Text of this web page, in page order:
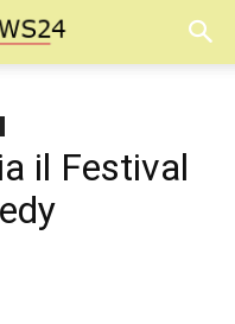
il Festival